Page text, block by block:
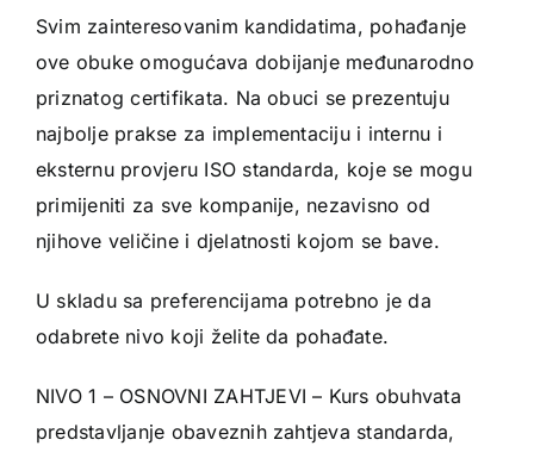
Svim zainteresovanim kandidatima, pohađanje
ove obuke omogućava dobijanje međunarodno
priznatog certifikata. Na obuci se prezentuju
najbolje prakse za implementaciju i internu i
eksternu provjeru ISO standarda, koje se mogu
primijeniti za sve kompanije, nezavisno od
njihove veličine i djelatnosti kojom se bave.
U skladu sa preferencijama potrebno je da
odabrete nivo koji želite da pohađate.
NIVO 1 – OSNOVNI ZAHTJEVI – Kurs obuhvata
predstavljanje obaveznih zahtjeva standarda,